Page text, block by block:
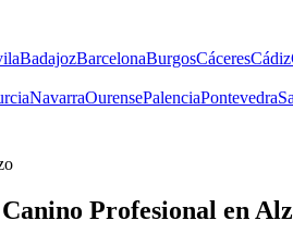
BadajozBarcelonaBurgosCáceresCádiz
NavarraOurensePalenciaPontevedra
Profesional en